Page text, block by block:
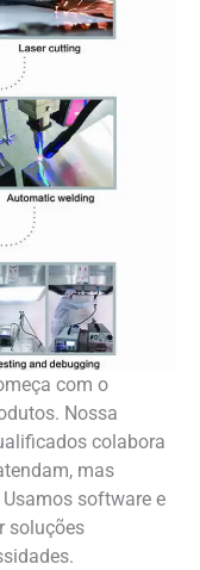
com o
Nossa
colabora
mas
software e
soluções